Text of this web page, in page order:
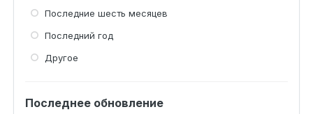
Последние шесть месяцев
Последний год
Другое
Последнее обновление